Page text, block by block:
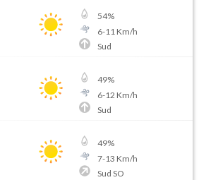
54%
6-11 Km/h
Sud
49%
6-12 Km/h
Sud
49%
7-13 Km/h
Sud SO